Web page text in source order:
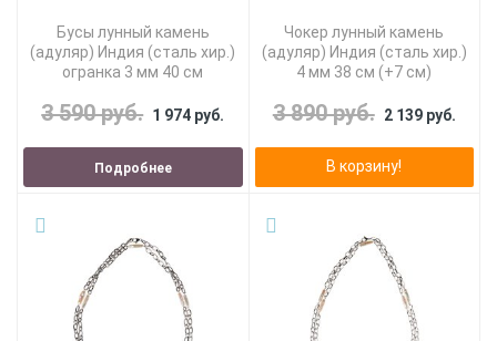
Бусы лунный камень
(адуляр) Индия (сталь хир.)
огранка 3 мм 40 см
3 590 руб. 1 974 руб.
Подробнее
Чокер лунный камень
(адуляр) Индия (сталь хир.)
4 мм 38 см (+7 см)
3 890 руб. 2 139 руб.
В корзину!